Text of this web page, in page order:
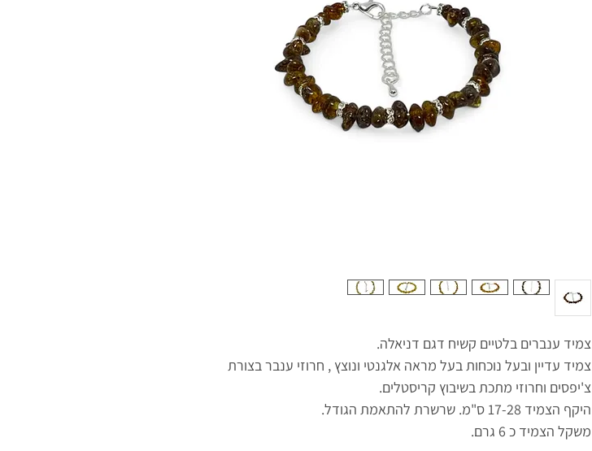
צמיד ענברים בלטיים קשיח דגם דניאלה.
צמיד עדיין ובעל נוכחות בעל מראה אלגנטי ונוצץ , חרוזי ענבר בצורת
צ'יפסים וחרוזי מתכת בשיבוץ קריסטלים.
היקף הצמיד 17-28 ס"מ. שרשרת להתאמת הגודל.
משקל הצמיד כ 6 גרם.